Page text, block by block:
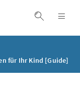
Suche
für Ihr Kind [Guide]